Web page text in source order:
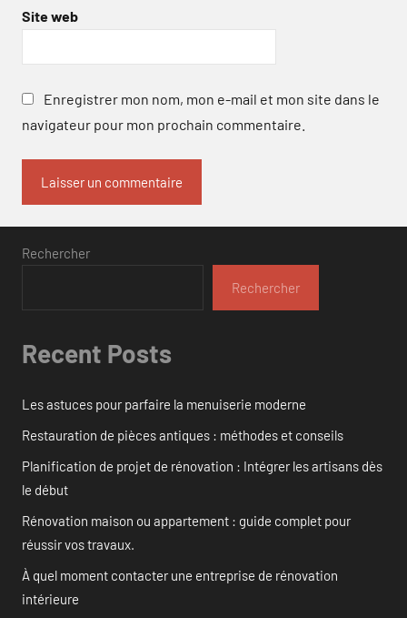
Site web
Enregistrer mon nom, mon e-mail et mon site dans le
navigateur pour mon prochain commentaire.
Rechercher
Rechercher
Recent Posts
Les astuces pour parfaire la menuiserie moderne
Restauration de pièces antiques : méthodes et conseils
Planification de projet de rénovation : Intégrer les artisans dès
le début
Rénovation maison ou appartement : guide complet pour
réussir vos travaux.
À quel moment contacter une entreprise de rénovation
intérieure